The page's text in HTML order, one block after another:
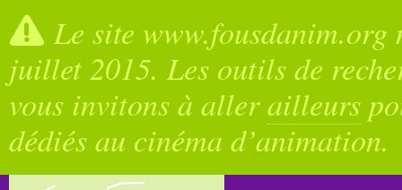
Le site
juillet 2015. Les outils de
vous invitons à allerailleurs
dédiés au cinéma d’animation.